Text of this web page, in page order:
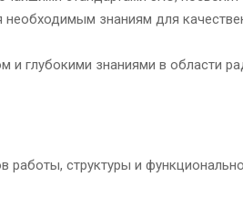
необходимым знаниям для
глубокими знаниями в области
структуры и